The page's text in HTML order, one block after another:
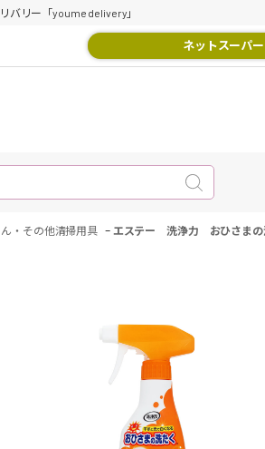
バリー「youme delivery」
ネットスーパー
・その他清掃用具 - エステー 洗浄力 おひさま